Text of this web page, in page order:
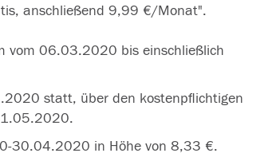
anschließend 9,99 €/Monat".
vom 06.03.2020 bis einschließlich
statt, über den kostenpflichtigen
30.04.2020 in Höhe von 8,33 €.